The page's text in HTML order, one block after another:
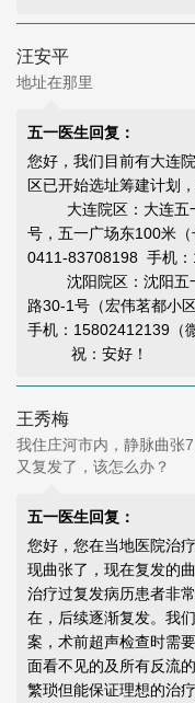
汪安平
地址在那里
五一医生回复：
您好，我们目前有大连
区已开始选址筹建计划
大连院区：大连五一
号，五一广场东100米
0411-83708198 手机：
沈阳院区：沈阳五一
路30-1号（宏伟茗都小
手机：15802412139（
祝：安好！
王秀梅
我住庄河市内，静脉曲张
又复发了，该怎么办？
五一医生回复：
您好，您在当地医院治
现曲张了，现在复发的
治疗过复发病历患者非
在，后续逐渐复发。我
案，术前超声检查时需
面看不见的及所有反流
繁琐但能保证理想的治